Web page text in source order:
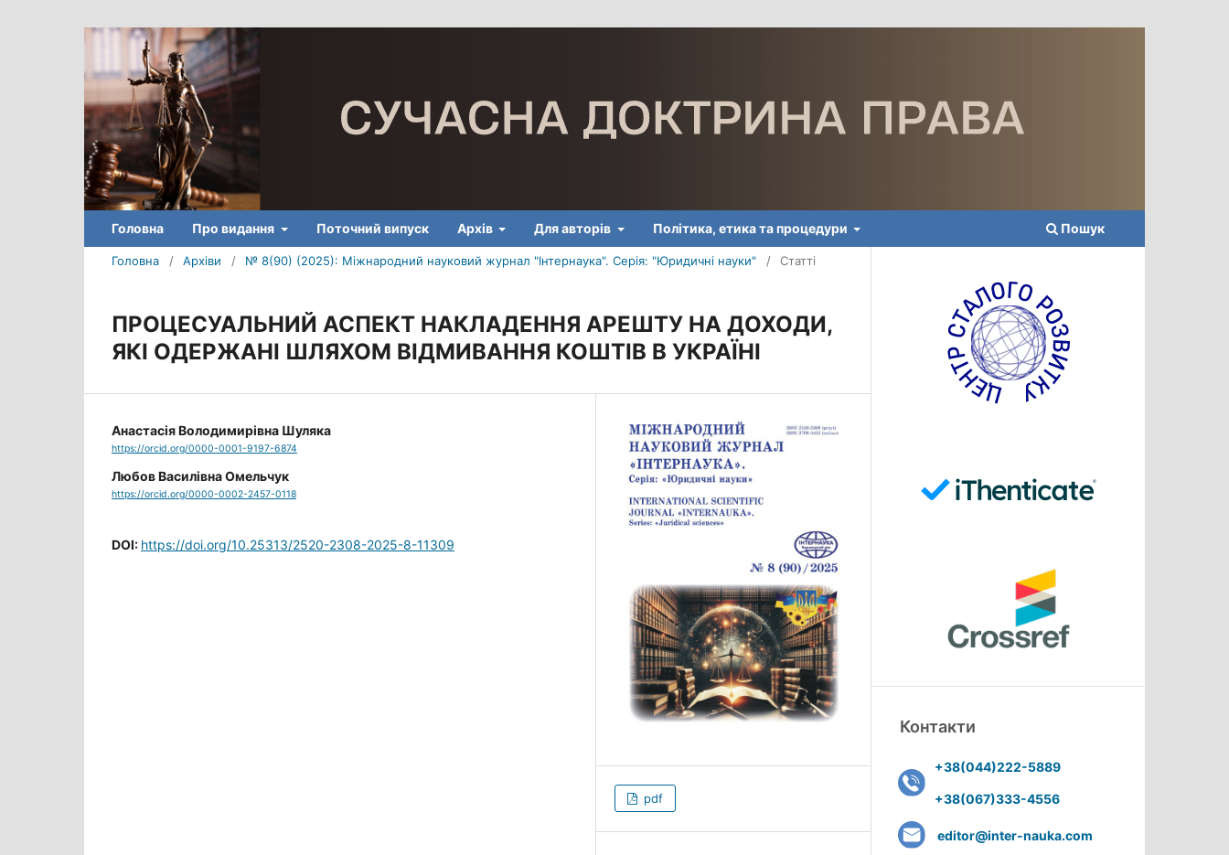
Головна Про видання Поточний випуск Архів Для авторів Політика, етика та процедури Пошук
Головна / Архіви / № 8(90) (2025): Міжнародний науковий журнал "Інтернаука". Серія: "Юридичні науки" / Статті
ПРОЦЕСУАЛЬНИЙ АСПЕКТ НАКЛАДЕННЯ АРЕШТУ НА ДОХОДИ,
ЯКІ ОДЕРЖАНІ ШЛЯХОМ ВІДМИВАННЯ КОШТІВ В УКРАЇНІ
Анастасія Володимирівна Шуляка
https://orcid.org/0000-0001-9197-6874
Любов Василівна Омельчук
https://orcid.org/0000-0002-2457-0118
DOI: https://doi.org/10.25313/2520-2308-2025-8-11309
pdf
Контакти
+38(044)222-5889
+38(067)333-4556
editor@inter-nauka.com